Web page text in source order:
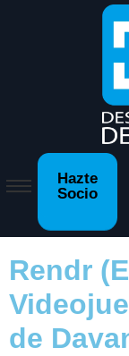
Hazte
Socio
Rendr
de